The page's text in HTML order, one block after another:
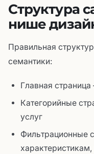
Структура
нише
Правильная
семантики:
Главная
Категорийные
услуг
Фильтрационные